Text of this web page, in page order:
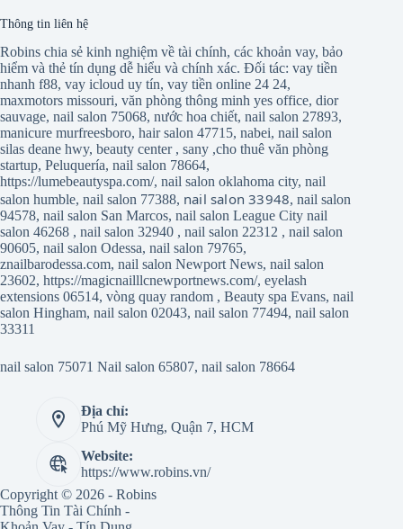
Thông tin liên hệ
Robins chia sẻ kinh nghiệm về tài chính, các khoản vay, bảo
hiểm và thẻ tín dụng dễ hiểu và chính xác. Đối tác: vay tiền
nhanh f88, vay icloud uy tín, vay tiền online 24 24,
maxmotors missouri, văn phòng thông minh yes office, dior
sauvage, nail salon 75068, nước hoa chiết, nail salon 27893,
manicure murfreesboro, hair salon 47715, nabei, nail salon
silas deane hwy, beauty center, sany ,cho thuê văn phòng
startup, Peluquería, nail salon 78664,
https://lumebeautyspa.com/, nail salon oklahoma city, nail
salon humble, nail salon 77388, nail salon 33948,nail salon
94578, nail salon San Marcos, nail salon League City nail
salon 46268 , nail salon 32940 , nail salon 22312 , nail salon
90605, nail salon Odessa, nail salon 79765,
znailbarodessa.com, nail salon Newport News, nail salon
23602, https://magicnailllcnewportnews.com/, eyelash
extensions 06514, vòng quay random , Beauty spa Evans, nail
salon Hingham, nail salon 02043, nail salon 77494, nail salon
33311
nail salon 75071 Nail salon 65807, nail salon 78664
Địa chỉ:
Phú Mỹ Hưng, Quận 7, HCM
Website:
https://www.robins.vn/
Copyright © 2026 - Robins
Thông Tin Tài Chính -